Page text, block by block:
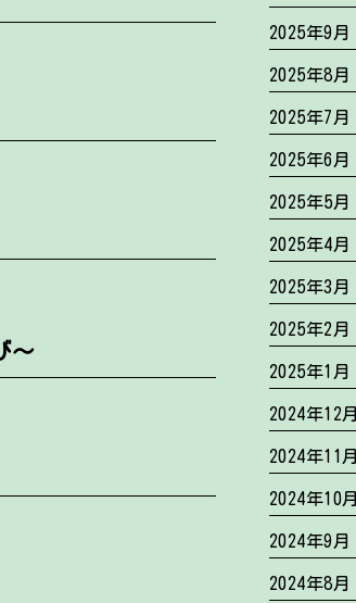
～
2025年9月
2025年8月
2025年7月
2025年6月
2025年5月
2025年4月
2025年3月
2025年2月
2025年1月
2024年12月
2024年11月
2024年10月
2024年9月
2024年8月